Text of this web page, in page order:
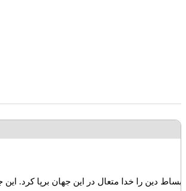
بساط دین را خدا متعال در این جهان برپا کرد.